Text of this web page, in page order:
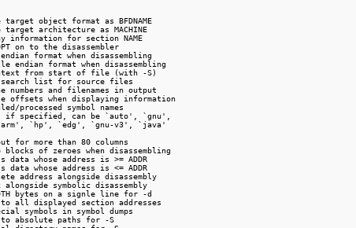
target object format as BFDNAME
target architecture as MACHINE
information for section NAME
on to the disassembler
format when disassembling
endian format when disassembling
from start of file (with -S)
list for source files
numbers and filenames in output
offsets when displaying information
processed symbol names
specified, can be `auto', `gnu',
`hp', `edg', `gnu-v3', `java'
for more than 80 columns
blocks of zeroes when disassembling
data whose address is >= ADDR
data whose address is <= ADDR
address alongside disassembly
alongside symbolic disassembly
bytes on a signle line for -d
all displayed section addresses
symbols in symbol dumps
absolute paths for -S